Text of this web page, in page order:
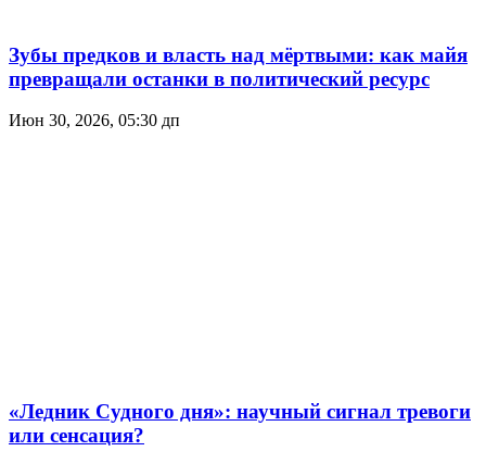
Зубы предков и власть над мёртвыми: как майя
превращали останки в политический ресурс
Июн 30, 2026, 05:30 дп
«Ледник Судного дня»: научный сигнал тревоги
или сенсация?